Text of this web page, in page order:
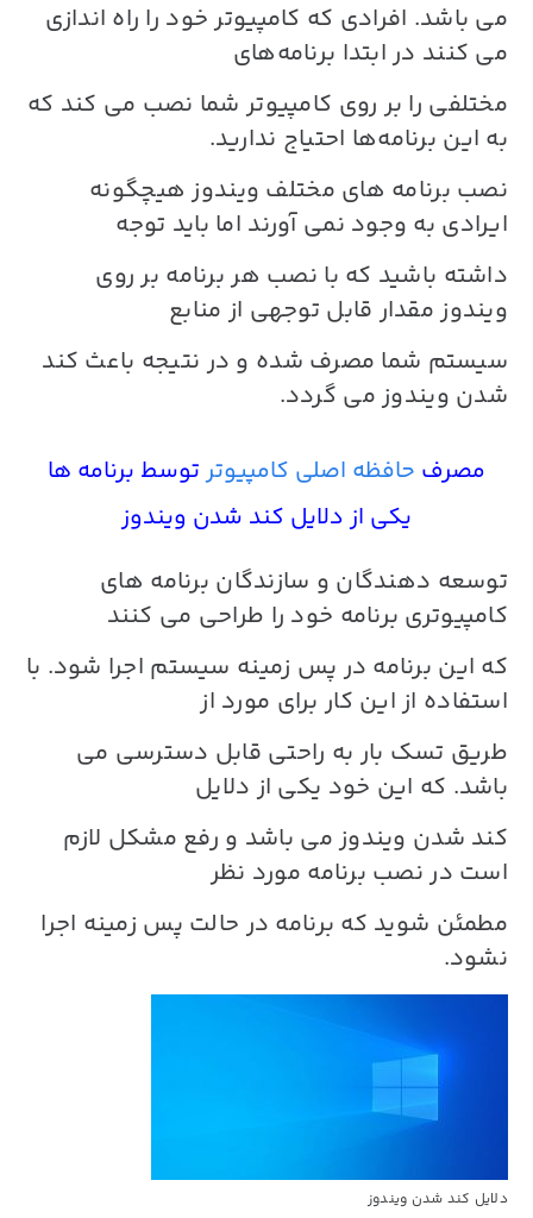
می باشد. افرادی که کامپیوتر خود را راه اندازی
می کنند در ابتدا برنامه‌های
مختلفی را بر روی کامپیوتر شما نصب می کند که
به این برنامه‌ها احتیاج ندارید.
نصب برنامه های مختلف ویندوز هیچگونه
ایرادی به وجود نمی آورند اما باید توجه
داشته باشید که با نصب هر برنامه بر روی
ویندوز مقدار قابل توجهی از منابع
سیستم شما مصرف شده و در نتیجه باعث کند
شدن ویندوزمی گردد.
مصرف حافظه اصلی کامپیوترتوسط برنامه ها
یکی از دلایل کند شدن ویندوز
توسعه دهندگان و سازندگان برنامه های
کامپیوتری برنامه خود را طراحی می کنند
که این برنامه در پس زمینه سیستم اجرا شود. با
استفاده از این کار برای مورد از
طریق تسک بار به راحتی قابل دسترسی می
باشد. که این خود یکی از دلایل
کند شدن ویندوزمی باشد و رفع مشکل لازم
است در نصب برنامه مورد نظر
مطمئن شوید که برنامه در حالت پس زمینه اجرا
نشود.
دلایل کند شدن ویندوز